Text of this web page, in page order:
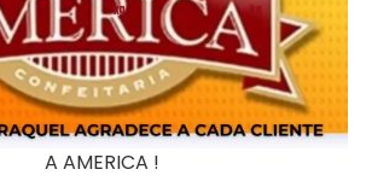
A AMERICA !